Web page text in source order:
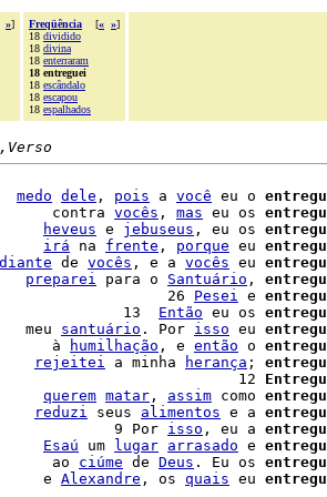
»]
Freqüência [« »]
18 dividido
18 divina
18 enterraram
18 entreguei
18 escândalo
18 escapou
18 espalhados
medo dele , pois a você eu o
contra vocês , mas eu os
heveus e jebuseus , eu os
irá na frente , porque eu
diante de vocês , e a vocês eu
preparei para o Santuário ,
26 Pesei e
13 Então eu os
meu santuário . Por isso eu
à humilhação , e então o
rejeitei a minha herança ;
12
querem matar , assim como
reduzi seus alimentos e a
9 Por isso , eu a
Esaú um lugar arrasado e
ao ciúme de Deus . Eu os
e Alexandre , os quais eu